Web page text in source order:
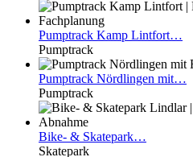
Pumptrack Kamp Lintfort…
Pumptrack
Pumptrack Nördlingen mit…
Pumptrack
Bike- & Skatepark…
Skatepark